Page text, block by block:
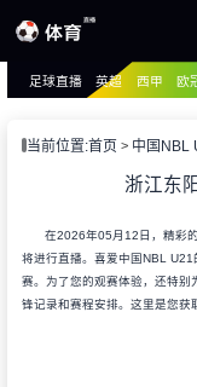
播
足球直播 英超 西甲 欧
当前位置:首页 中国NBL
浙江东
在2026年05月12日，精彩
将进行直播。喜爱中国NBL
赛。为了您的观赛体验，还特别
锋记录和赛程安排。这里是您获